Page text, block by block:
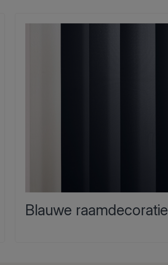
Blauwe raamdecoratie